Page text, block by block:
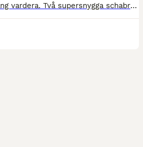
Endast använda en gång vardera. Två supersnygga schabrak i storlek full. Märke: Mustang. 395,- per schabrak eller 700,- för bägge. Eventuell fraktkostnad tillkommer. Akademisk, barock, dressyr, allr